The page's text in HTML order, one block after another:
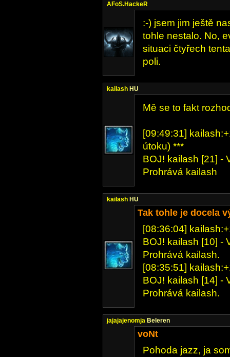
AFoS.HackeR
:-) jsem jim ještě
tohle nestalo. No,
situaci čtyřech
poli.
kailash HU
Mě se to fakt
[09:49:31]
útoku) ***
BOJ! kailash [21] -
Prohrává kailash
kailash HU
Tak tohle je docela
[08:36:04]
BOJ! kailash [10] -
Prohrává kailash.
[08:35:51]
BOJ! kailash [14] -
Prohrává kailash.
jajajajenomja Beleren
voNt
Pohoda jazz, ja